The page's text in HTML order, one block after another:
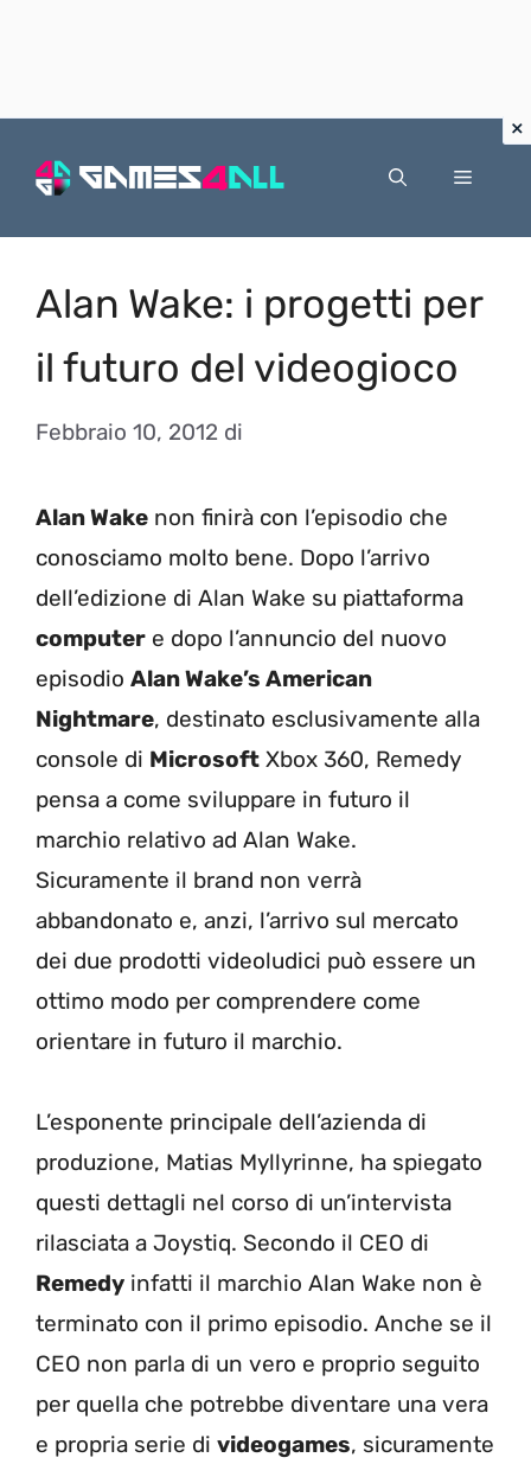
Menu
Alan Wake: i progetti per
il futuro del videogioco
Febbraio 10, 2012 di
Alan Wake non finirà con l’episodio che
conosciamo molto bene. Dopo l’arrivo
dell’edizione di Alan Wake su piattaforma
computer e dopo l’annuncio del nuovo
episodio Alan Wake’s American
Nightmare, destinato esclusivamente alla
console di Microsoft Xbox 360, Remedy
pensa a come sviluppare in futuro il
marchio relativo ad Alan Wake.
Sicuramente il brand non verrà
abbandonato e, anzi, l’arrivo sul mercato
dei due prodotti videoludici può essere un
ottimo modo per comprendere come
orientare in futuro il marchio.
L’esponente principale dell’azienda di
produzione, Matias Myllyrinne, ha spiegato
questi dettagli nel corso di un’intervista
rilasciata a Joystiq. Secondo il CEO di
Remedy infatti il marchio Alan Wake non è
terminato con il primo episodio. Anche se il
CEO non parla di un vero e proprio seguito
per quella che potrebbe diventare una vera
e propria serie di videogames, sicuramente